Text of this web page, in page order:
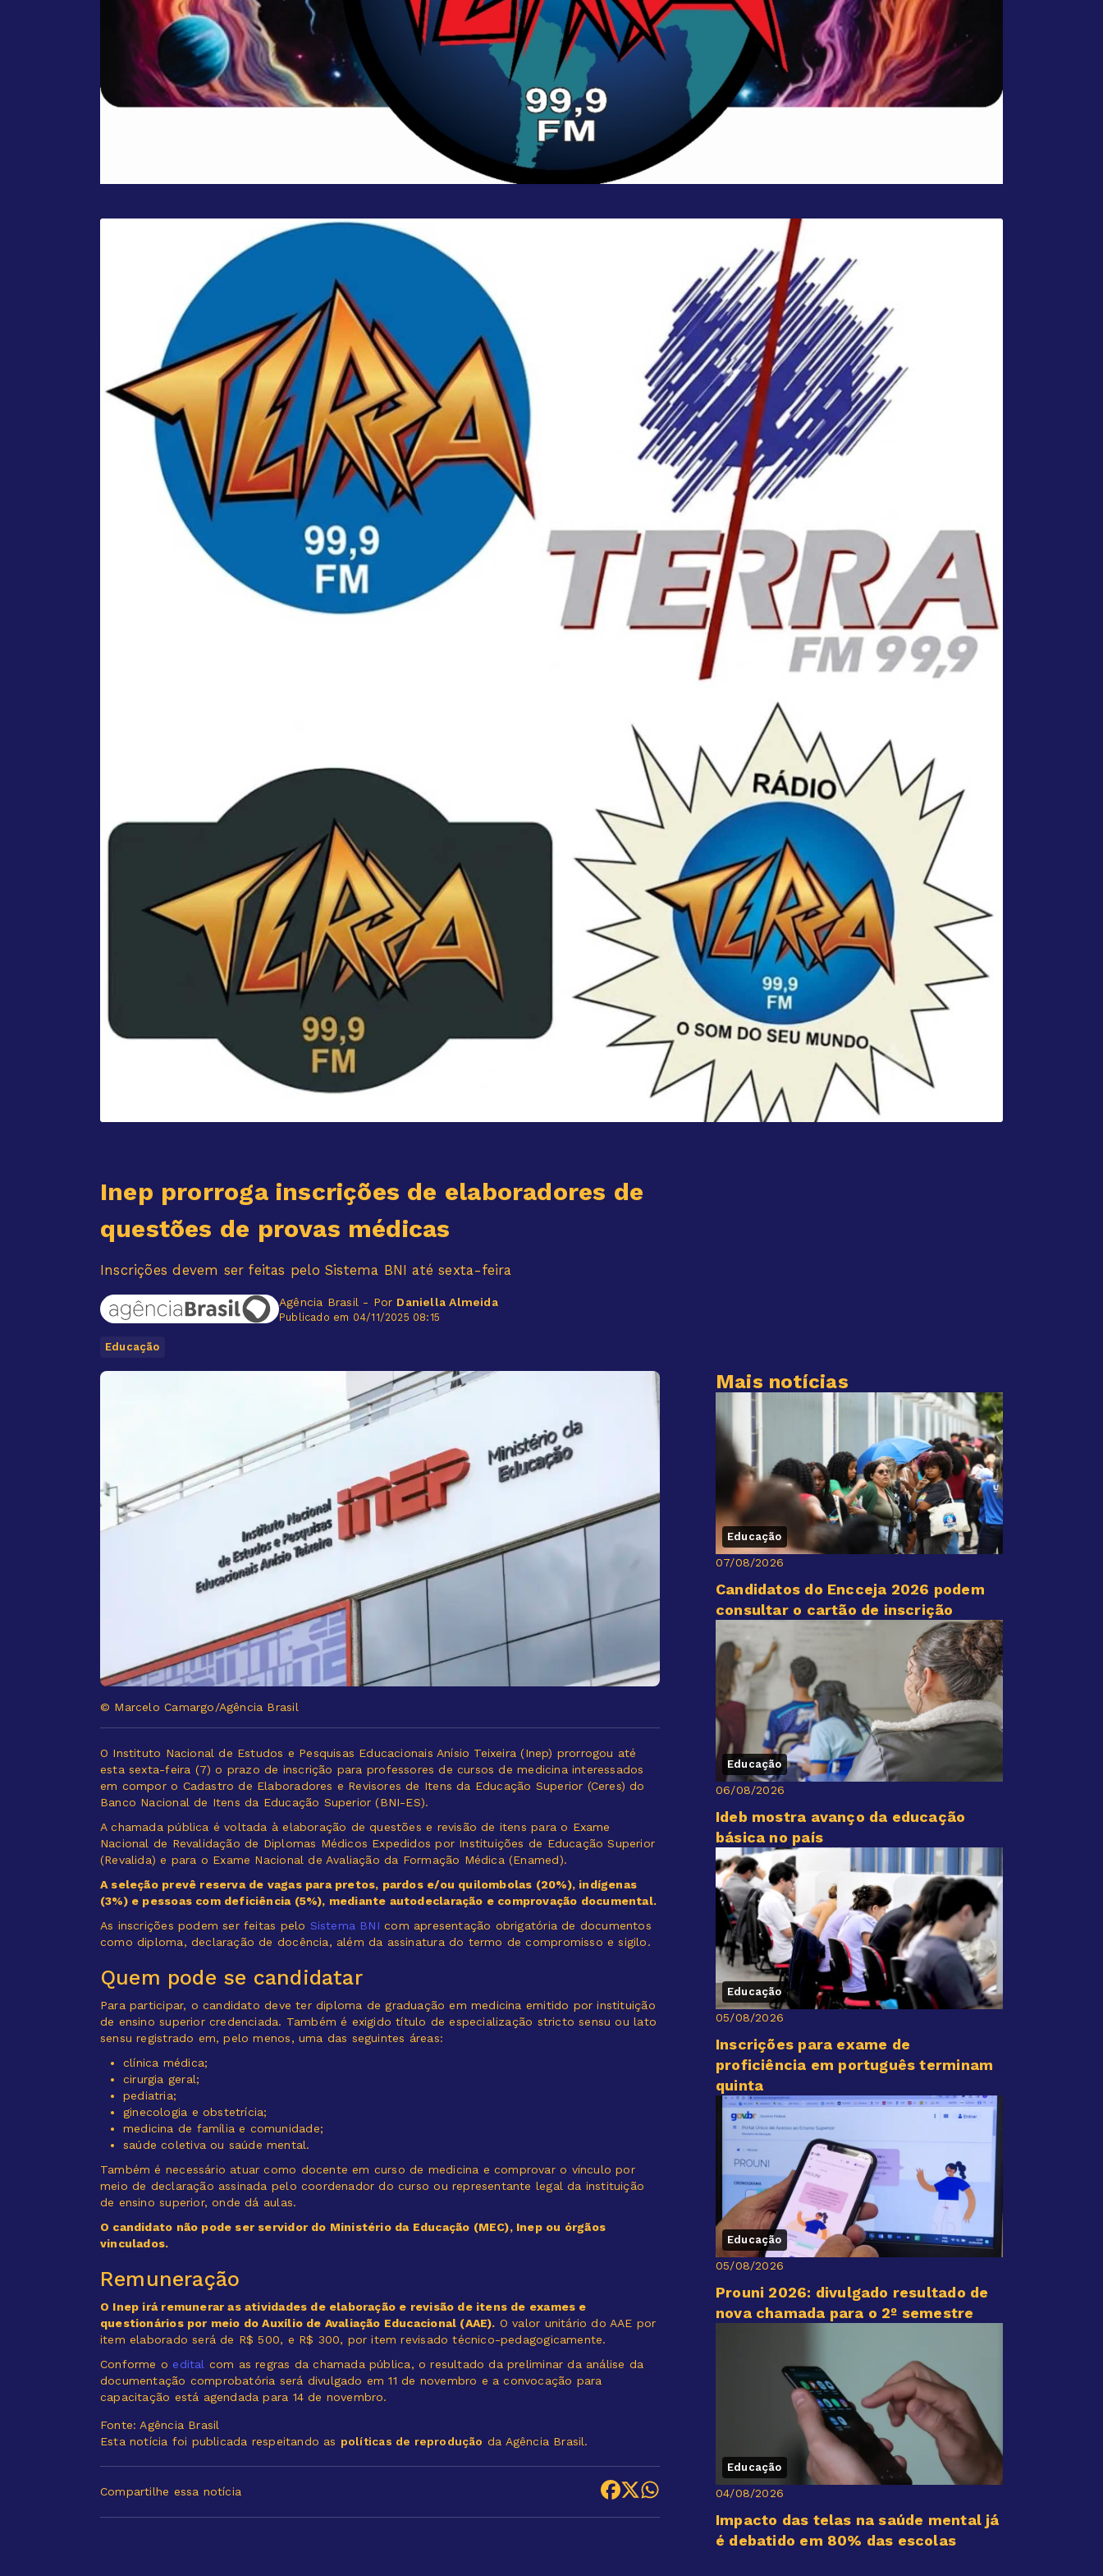
Inep prorroga inscrições de elaboradores de
questões de provas médicas
Inscrições devem ser feitas pelo Sistema BNI até sexta-feira
Agência Brasil - Por Daniella Almeida
Publicado em 04/11/2025 08:15
Educação
© Marcelo Camargo/Agência Brasil
O Instituto Nacional de Estudos e Pesquisas Educacionais Anísio Teixeira (Inep) prorrogou até
esta sexta-feira (7) o prazo de inscrição para professores de cursos de medicina interessados
em compor o Cadastro de Elaboradores e Revisores de Itens da Educação Superior (Ceres) do
Banco Nacional de Itens da Educação Superior (BNI-ES).
A chamada pública é voltada à elaboração de questões e revisão de itens para o Exame
Nacional de Revalidação de Diplomas Médicos Expedidos por Instituições de Educação Superior
(Revalida) e para o Exame Nacional de Avaliação da Formação Médica (Enamed).
A seleção prevê reserva de vagas para pretos, pardos e/ou quilombolas (20%), indígenas
(3%) e pessoas com deficiência (5%), mediante autodeclaração e comprovação documental.
As inscrições podem ser feitas pelo Sistema BNI com apresentação obrigatória de documentos
como diploma, declaração de docência, além da assinatura do termo de compromisso e sigilo.
Quem pode se candidatar
Para participar, o candidato deve ter diploma de graduação em medicina emitido por instituição
de ensino superior credenciada. Também é exigido título de especialização stricto sensu ou lato
sensu registrado em, pelo menos, uma das seguintes áreas:
clínica médica;
cirurgia geral;
pediatria;
ginecologia e obstetrícia;
medicina de família e comunidade;
saúde coletiva ou saúde mental.
Também é necessário atuar como docente em curso de medicina e comprovar o vínculo por
meio de declaração assinada pelo coordenador do curso ou representante legal da instituição
de ensino superior, onde dá aulas.
O candidato não pode ser servidor do Ministério da Educação (MEC), Inep ou órgãos
vinculados.
Remuneração
O Inep irá remunerar as atividades de elaboração e revisão de itens de exames e
questionários por meio do Auxílio de Avaliação Educacional (AAE). O valor unitário do AAE por
item elaborado será de R$ 500, e R$ 300, por item revisado técnico-pedagogicamente.
Conforme o edital com as regras da chamada pública, o resultado da preliminar da análise da
documentação comprobatória será divulgado em 11 de novembro e a convocação para
capacitação está agendada para 14 de novembro.
Fonte: Agência Brasil
Esta notícia foi publicada respeitando as políticas de reprodução da Agência Brasil.
Compartilhe essa notícia
Mais notícias
Educação
07/08/2026
Candidatos do Encceja 2026 podem
consultar o cartão de inscrição
Educação
06/08/2026
Ideb mostra avanço da educação
básica no país
Educação
05/08/2026
Inscrições para exame de
proficiência em português terminam
quinta
Educação
05/08/2026
Prouni 2026: divulgado resultado de
nova chamada para o 2º semestre
Educação
04/08/2026
Impacto das telas na saúde mental já
é debatido em 80% das escolas